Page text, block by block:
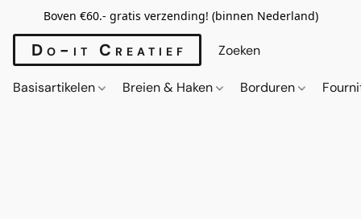
Boven €60.- gratis verzending! (binnen Nederland)
Do-it Creatief
Basisartikelen Breien & Haken Borduren